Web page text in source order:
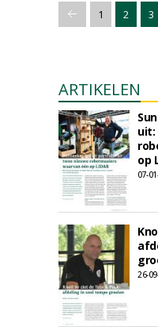
1 2 3
ARTIKELEN
uit:
op
07-
26-